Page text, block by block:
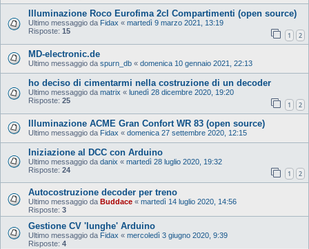
Illuminazione Roco Eurofima 2cl Compartimenti (open source)
Ultimo messaggio da Fidax « martedì 9 marzo 2021, 13:19
Risposte: 15 1 2
MD-electronic.de
Ultimo messaggio da spurn_db « domenica 10 gennaio 2021, 22:13
ho deciso di cimentarmi nella costruzione di un decoder
Ultimo messaggio da matrix « lunedì 28 dicembre 2020, 19:20
Risposte: 25 1 2
Illuminazione ACME Gran Confort WR 83 (open source)
Ultimo messaggio da Fidax « domenica 27 settembre 2020, 12:15
Iniziazione al DCC con Arduino
Ultimo messaggio da danix « martedì 28 luglio 2020, 19:32
Risposte: 24 1 2
Autocostruzione decoder per treno
Ultimo messaggio da Buddace « martedì 14 luglio 2020, 14:56
Risposte: 3
Gestione CV 'lunghe' Arduino
Ultimo messaggio da Fidax « mercoledì 3 giugno 2020, 9:39
Risposte: 4